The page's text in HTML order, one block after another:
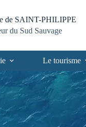
de SAINT-PHILIPPE
du Sud Sauvage
Le tourisme